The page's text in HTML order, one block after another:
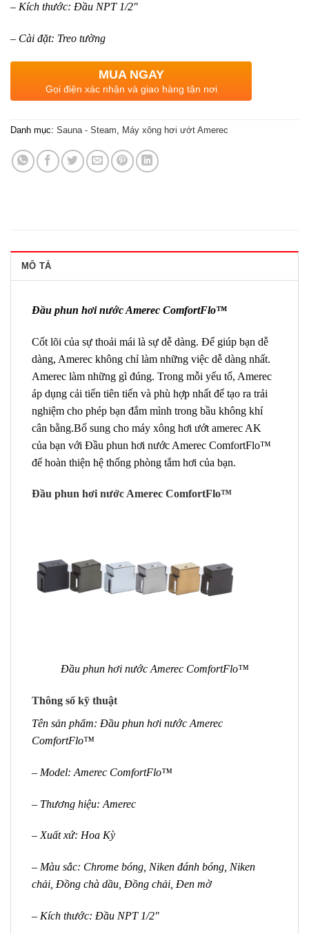
– Kích thước: Đầu NPT 1/2″
– Cài đặt: Treo tường
MUA NGAY
Gọi điện xác nhận và giao hàng tận nơi
Danh mục: Sauna - Steam Máy xông hơi ướt Amerec
MÔ TẢ
Đầu phun hơi nước Amerec ComfortFlo™
Cốt lõi của sự thoải mái là sự dễ dàng. Để giúp bạn dễ
dàng, Amerec không chỉ làm những việc dễ dàng nhất.
Amerec làm những gì đúng. Trong mỗi yếu tố, Amerec
áp dụng cải tiến tiên tiến và phù hợp nhất để tạo ra trải
nghiệm cho phép bạn đắm mình trong bầu không khí
cân bằng.Bổ sung cho máy xông hơi ướt amerec AK
của bạn với Đầu phun hơi nước Amerec ComfortFlo™
để hoàn thiện hệ thống phòng tắm hơi của bạn.
Đầu phun hơi nước Amerec ComfortFlo™
Đầu phun hơi nước Amerec ComfortFlo™
Thông số kỹ thuật
Tên sản phẩm: Đầu phun hơi nước Amerec
ComfortFlo™
– Model: Amerec ComfortFlo™
– Thương hiệu: Amerec
– Xuất xứ: Hoa Kỳ
– Màu sắc: Chrome bóng, Niken đánh bóng, Niken
chải, Đồng chà dầu, Đồng chải, Đen mờ
– Kích thước: Đầu NPT 1/2″